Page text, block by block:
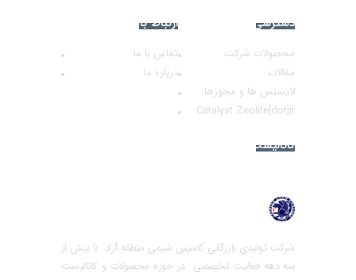
دسترسی سریع
محصولات شرکت
مقالات
لایسنس ها و مجوزها
Catalyst Zeolite[dot]ir
ارتباط با ما
تماس با ما
درباره ما
کاتالیست های پر فروش
شرکت تولیدی بازرگانی کاسپین شیمی منطقه آزاد با بیش از
سه دهه فعالیت تخصصی در حوزه محصولات و کاتالیست